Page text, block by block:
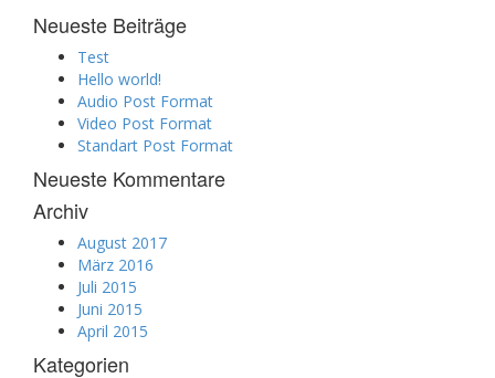
Neueste Beiträge
Test
Hello world!
Audio Post Format
Video Post Format
Standart Post Format
Neueste Kommentare
Archiv
August 2017
März 2016
Juli 2015
Juni 2015
April 2015
Kategorien